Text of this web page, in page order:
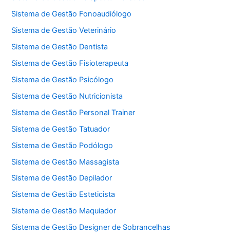
Sistema de Gestão Fonoaudiólogo
Sistema de Gestão Veterinário
Sistema de Gestão Dentista
Sistema de Gestão Fisioterapeuta
Sistema de Gestão Psicólogo
Sistema de Gestão Nutricionista
Sistema de Gestão Personal Trainer
Sistema de Gestão Tatuador
Sistema de Gestão Podólogo
Sistema de Gestão Massagista
Sistema de Gestão Depilador
Sistema de Gestão Esteticista
Sistema de Gestão Maquiador
Sistema de Gestão Designer de Sobrancelhas